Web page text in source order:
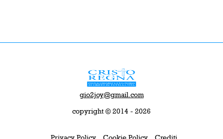
gio2joy@gmail.com
copyright © 2014 - 2026